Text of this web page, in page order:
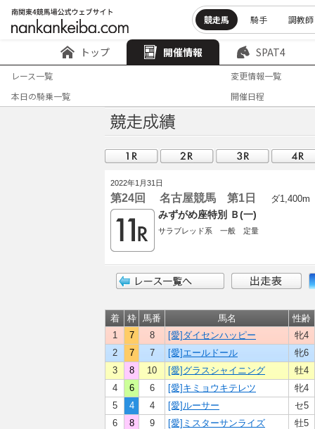
競走馬 騎手 調教師
トップ 開催情報 SPAT4
レース一覧
変更情報一覧
本日の騎乗一覧
開催日程
2022年1月31日
第24回 名古屋競馬 第1日 ダ1,400m
みずがめ座特別 Ｂ(一)
サラブレッド系 一般 定量
着 枠 馬番 馬名
性齢
1
7 8 [愛]ダイセンハッピー
牝4
2
7 7 [愛]エールドール
牝6
3
8 10 [愛]グラスシャイニング
牡4
4
6 6 [愛]キミョウキテレツ
牝4
5
4 4 [愛]ルーサー
セ5
6
8 9 [愛]ミスターサンライズ
牡5